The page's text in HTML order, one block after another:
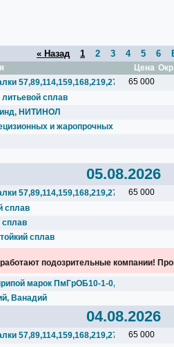
« Назад 1 2 3 4 5 6
Цена
65 000
сплав
НИТИНОЛ
и жаропрочных сплавов
05.08.2026
65 000
сплав
сплав
подозрительные компании!
марок ПмГрОБ10-1-0,1; ПмГрН10-
Ванадий
04.08.2026
65 000